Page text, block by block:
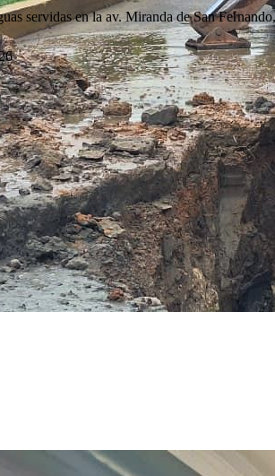
servidas en la av. Miranda de San